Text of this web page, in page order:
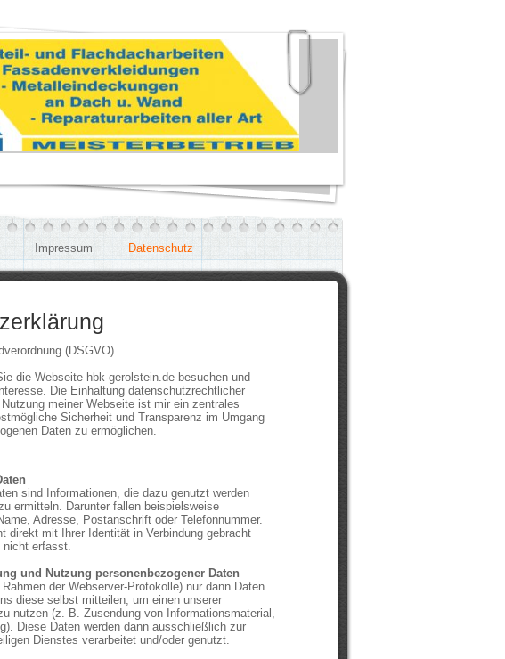
Impressum Datenschutz
(DSGVO)
die Webseite hbk-gerolstein.de besuchen und
Die Einhaltung datenschutzrechtlicher
meiner Webseite ist mir ein zentrales
Sicherheit und Transparenz im Umgang
Daten zu ermöglichen.
sind Informationen, die dazu genutzt werden
ermitteln. Darunter fallen beispielsweise
Adresse, Postanschrift oder Telefonnummer.
direkt mit Ihrer Identität in Verbindung gebracht
nicht erfasst.
und Nutzung personenbezogener Daten
der Webserver-Protokolle) nur dann Daten
diese selbst mitteilen, um einen unserer
nutzen (z. B. Zusendung von Informationsmaterial,
Diese Daten werden dann ausschließlich zur
Dienstes verarbeitet und/oder genutzt.